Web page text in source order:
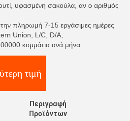
υφασμένη σακούλα, αν ο αριθμός
πληρωμή 7-15 εργάσιμες ημέρες
Union, L/C, D/A,
κομμάτια ανά μήνα
τιμή
Περιγραφή
Προϊόντων